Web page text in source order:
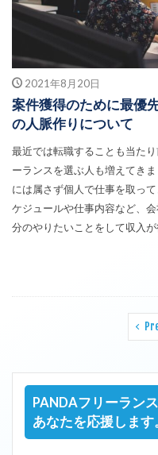
2021年8月20日
案件獲得のために最優
の人脈作りについて
最近では転職することも当た
ーランスを選ぶ人も増えてき
には属さず個人で仕事を取っ
ケジュールや仕事内容など、
分のやりたいことをして収入
PANDAフリーラン
あなたを応援します